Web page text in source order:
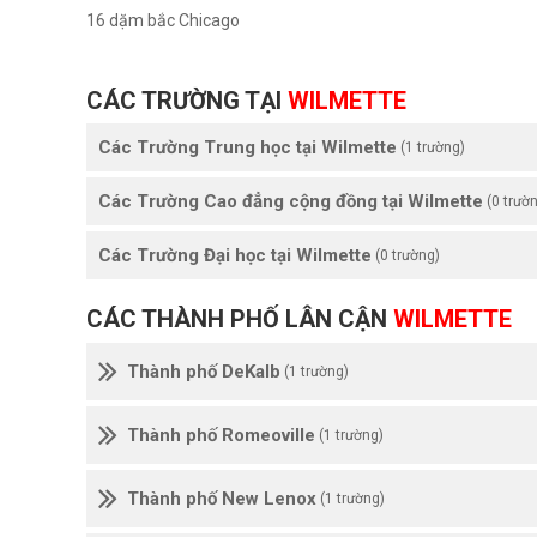
16 dặm bắc Chicago
CÁC TRƯỜNG TẠI WILMETTE
Các Trường Trung học tại Wilmette (1 trường)
Các Trường Cao đẳng cộng đồng tại Wilmette (0
Các Trường Đại học tại Wilmette (0 trường)
CÁC THÀNH PHỐ LÂN CẬN WILMETTE
Thành phố DeKalb (1 trường)
Thành phố Romeoville (1 trường)
Thành phố New Lenox (1 trường)